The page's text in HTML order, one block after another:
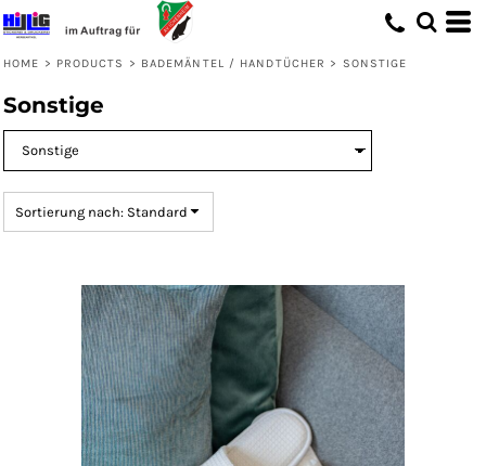
HOME > PRODUCTS > BADEMÄNTEL / HANDTÜCHER > SONSTIGE
Sonstige
Sortierung nach: Standard
Standard
Erstelldatum